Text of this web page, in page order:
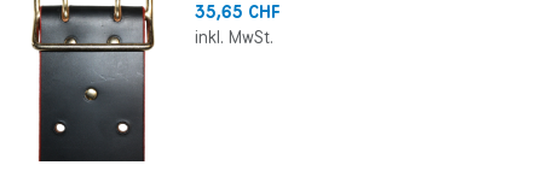
35,65 CHF
inkl. MwSt.